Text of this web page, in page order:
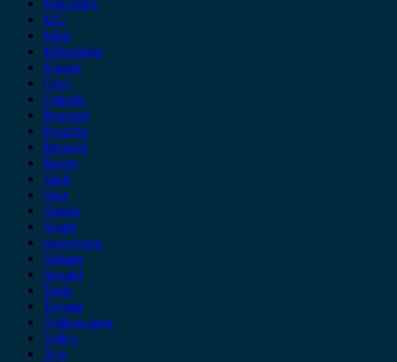
MG
Mini
Mitsubishi
Nissan
Opel
Omoda
Peugeot
Porsche
Renault
Rover
Saab
Seat
Skoda
Smart
ssangyong
Subaru
Suzuki
Tesla
Toyota
Volkswagen
Volvo
Xev